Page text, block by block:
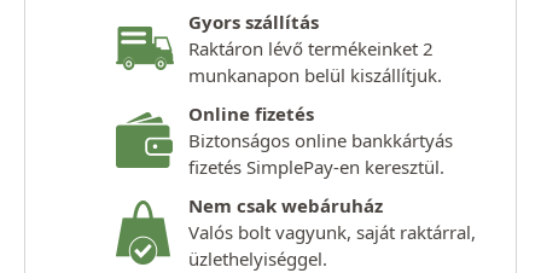
Gyors szállítás
Raktáron lévő termékeinket 2
munkanapon belül kiszállítjuk.
Online fizetés
Biztonságos online bankkártyás
fizetés SimplePay-en keresztül.
Nem csak webáruház
Valós bolt vagyunk, saját raktárral,
üzlethelyiséggel.